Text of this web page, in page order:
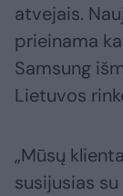
atvejais.
prieinama
Samsung
Lietuvos
„Mūsų
susijusias